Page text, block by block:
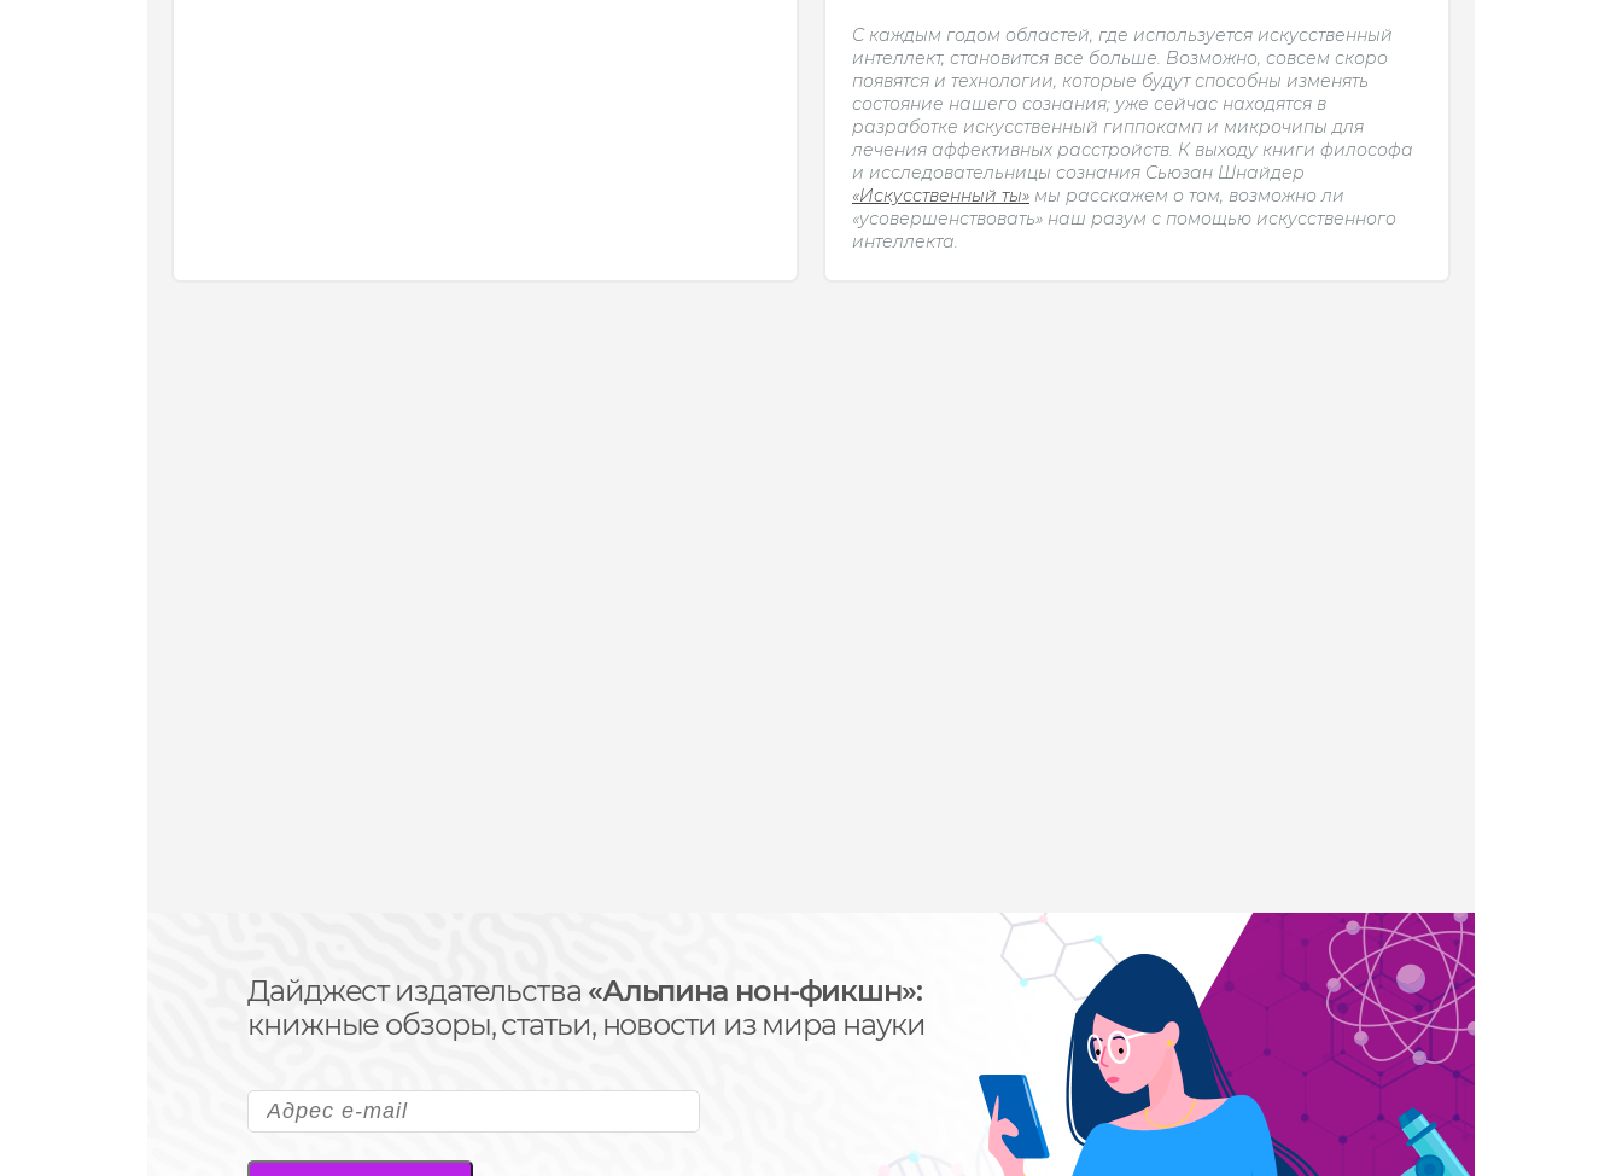
С каждым годом областей, где используется искусственный
интеллект, становится все больше. Возможно, совсем скоро
появятся и технологии, которые будут способны изменять
состояние нашего сознания; уже сейчас находятся в
разработке искусственный гиппокамп и микрочипы для
лечения аффективных расстройств. К выходу книги философа
и исследовательницы сознания Сьюзан Шнайдер
«Искусственный ты» мы расскажем о том, возможно ли
«усовершенствовать» наш разум с помощью искусственного
интеллекта.
Дайджест издательства «Альпина нон-фикшн»:
книжные обзоры, статьи, новости из мира науки